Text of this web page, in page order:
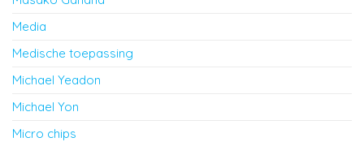
Media
Medische toepassing
Michael Yeadon
Michael Yon
Micro chips